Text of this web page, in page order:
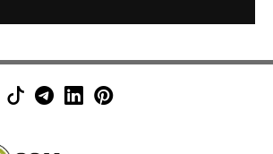
en Facebook
en Instagram
en X (Twitter)
Minuto30 en TikTok
Canal de Minuto30 en
Minuto30 en LinkedIn
Minuto30 en